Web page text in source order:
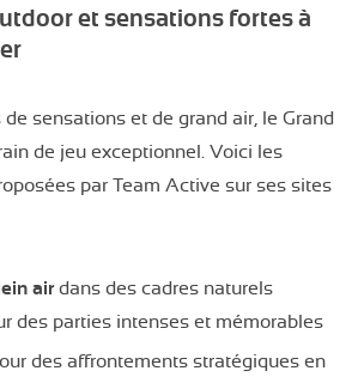
et sensations fortes à
sensations et de grand air, le Grand
de jeu exceptionnel. Voici les
par Team Active sur ses sites
airdans des cadres naturels
des parties intenses et mémorables
des affrontements stratégiques en